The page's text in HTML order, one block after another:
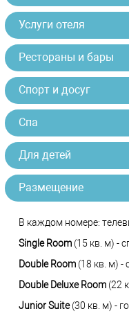
Услуги отеля
Рестораны и бары
Спорт и досуг
Спа
Для детей
Размещение
В каждом номере:
Single Room(15 кв. м) -
Double Room(18 кв. м) -
Double Deluxe Room(22
Junior Suite(30 кв. м) -